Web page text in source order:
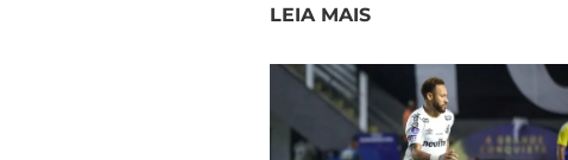
LEIA MAIS